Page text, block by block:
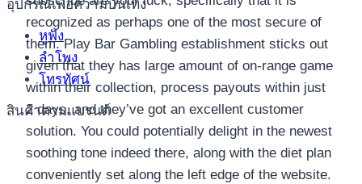
อุปกรณ์เพื่อความบันเทิง
หูฟัง
ลำโพง
โทรทัศน์
สินค้าตามแบรนด์
recognized as perhaps one of the most secure of
them. Play Bar Gambling establishment sticks out
given that they has large amount of on-range game
within their collection, process payouts within just
2 days, and they’ve got an excellent customer
solution. You could potentially delight in the newest
soothing tone indeed there, along with the diet plan
conveniently set along the left edge of the website.